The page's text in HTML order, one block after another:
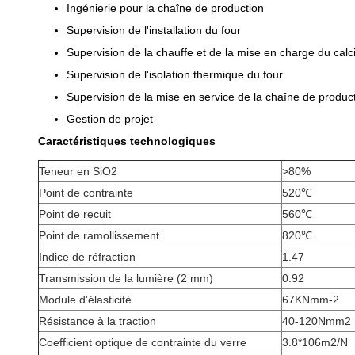
Ingénierie pour la chaîne de production
Supervision de l'installation du four
Supervision de la chauffe et de la mise en charge du
Supervision de l'isolation thermique du four
Supervision de la mise en service de la chaîne de
Gestion de projet
Caractéristiques technologiques
Teneur en SiO2
>80%
Point de contrainte
520℃
Point de recuit
560℃
Point de ramollissement
820℃
Indice de réfraction
1.47
Transmission de la lumière (2 mm)
0.92
Module d'élasticité
67KNmm-2
Résistance à la traction
40-120Nmm2
Coefficient optique de contrainte du verre
3.8*106m2/N